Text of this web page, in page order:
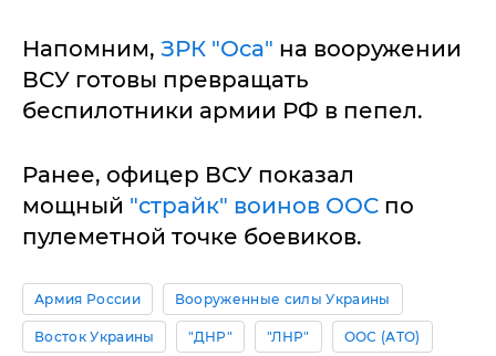
Напомним, ЗРК "Оса" на вооружении
ВСУ готовы превращать
беспилотники армии РФ в пепел.
Ранее, офицер ВСУ показал
мощный "страйк" воинов ООС по
пулеметной точке боевиков.
Армия России Вооруженные силы Украины
Восток Украины "ДНР" "ЛНР" ООС (АТО)